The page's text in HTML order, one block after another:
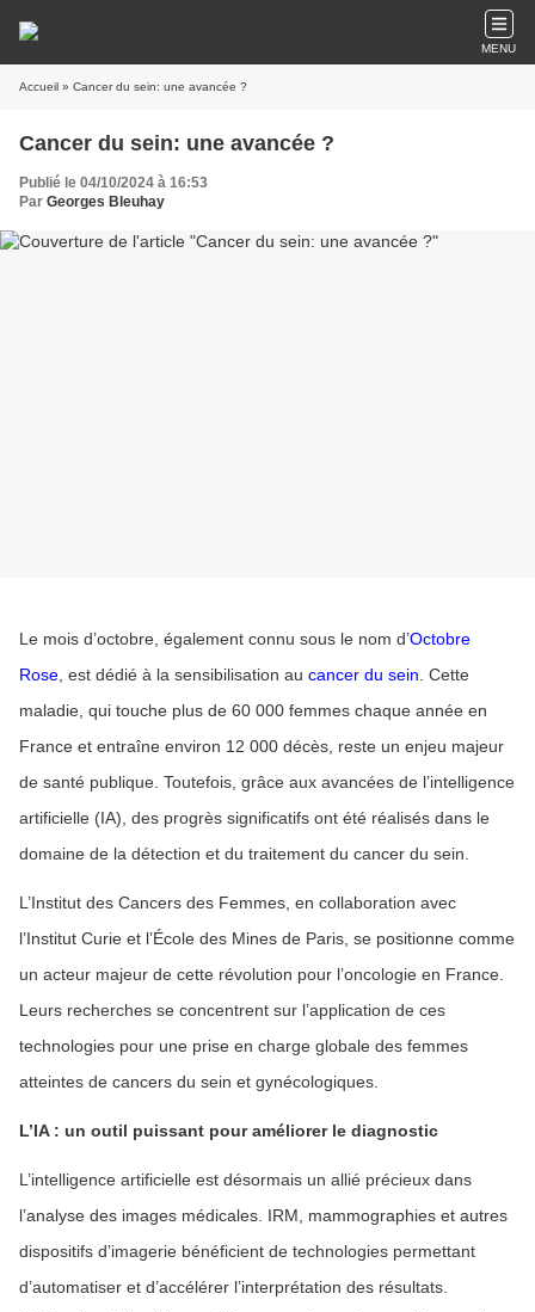
MENU
Accueil » Cancer du sein: une avancée ?
Cancer du sein: une avancée ?
Publié le 04/10/2024 à 16:53
Par Georges Bleuhay
Le mois d’octobre, également connu sous le nom d’Octobre
Rose , est dédié à la sensibilisation au cancer du sein . Cette
maladie, qui touche plus de 60 000 femmes chaque année en
France et entraîne environ 12 000 décès, reste un enjeu majeur
de santé publique. Toutefois, grâce aux avancées de l’intelligence
artificielle (IA), des progrès significatifs ont été réalisés dans le
domaine de la détection et du traitement du cancer du sein.
L’Institut des Cancers des Femmes, en collaboration avec
l’Institut Curie et l’École des Mines de Paris, se positionne comme
un acteur majeur de cette révolution pour l’oncologie en France.
Leurs recherches se concentrent sur l’application de ces
technologies pour une prise en charge globale des femmes
atteintes de cancers du sein et gynécologiques.
L’IA : un outil puissant pour améliorer le diagnostic
L’intelligence artificielle est désormais un allié précieux dans
l’analyse des images médicales. IRM, mammographies et autres
dispositifs d’imagerie bénéficient de technologies permettant
d’automatiser et d’accélérer l’interprétation des résultats.